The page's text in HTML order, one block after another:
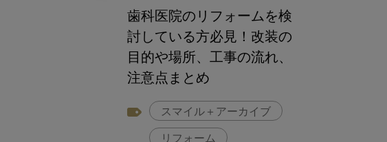
歯科医院のリフォームを検
討している方必見！改装の
目的や場所、工事の流れ、
注意点まとめ
スマイル＋アーカイブ
リフォーム